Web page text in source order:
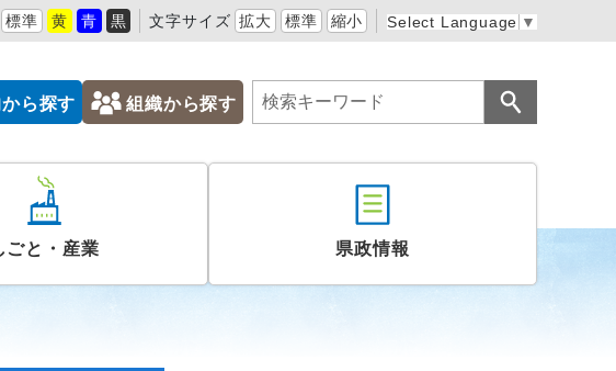
標準 黄 青 黒 文字サイズ 拡大 標準 縮小 Select Language ▼
から探す 組織から探す
ごと・産業 県政情報